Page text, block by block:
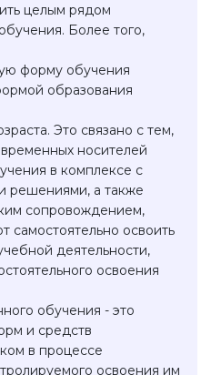
целым рядом
Более того,
форму обучения
образования
Это связано с тем,
носителей
в комплексе с
решениями, а также
сопровождением,
самостоятельно освоить
деятельности,
освоения
обучения - это
и средств
в процессе
освоения им